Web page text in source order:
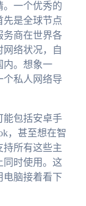
。一个优秀的
先是全球节点
务商在世界各
络状况，自
内。想象一
个私人网络导
能包括安卓手
，甚至想在智
持所有这些主
同时使用。这
电脑接着看下